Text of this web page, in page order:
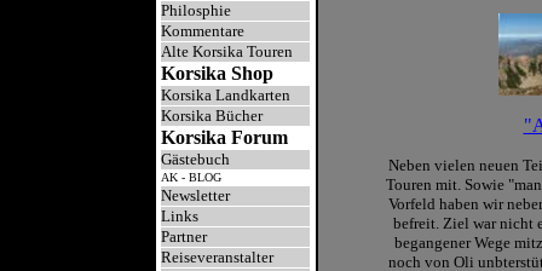
Philosphie
Kommentare
Alte Korsika Touren
Korsika Shop
Korsika Landkarten
Korsika Bücher
Korsika Forum
Gästebuch
AK - BLOG
Newsletter
Links
Partner
Reiseveranstalter
Neben vielen neuen
Touren mit. Sowie
Vorfeld haben wir
befreit. Ziel war nicht
begangener Wege
noch von Oli